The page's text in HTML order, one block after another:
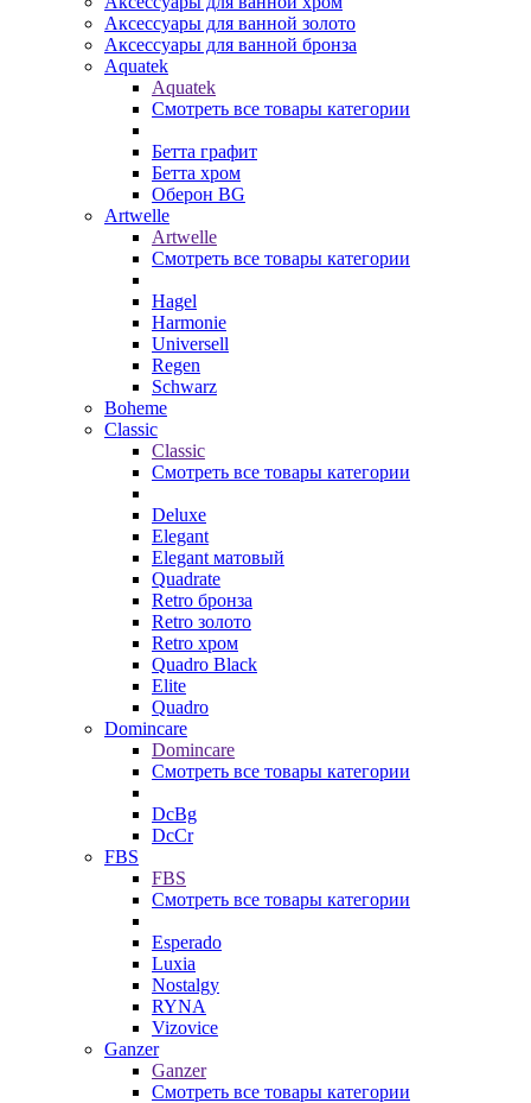
Аксессуары для ванной золото
Аксессуары для ванной бронза
Aquatek
Aquatek
Смотреть все товары категории
Бетта графит
Бетта хром
Оберон BG
Artwelle
Artwelle
Смотреть все товары категории
Hagel
Harmonie
Universell
Regen
Schwarz
Boheme
Classic
Classic
Смотреть все товары категории
Deluxe
Elegant
Elegant матовый
Quadrate
Retro бронза
Retro золото
Retro хром
Quadro Black
Elite
Quadro
Domincare
Domincare
Смотреть все товары категории
DcBg
DcCr
FBS
FBS
Смотреть все товары категории
Esperado
Luxia
Nostalgy
RYNA
Vizovice
Ganzer
Ganzer
Смотреть все товары категории